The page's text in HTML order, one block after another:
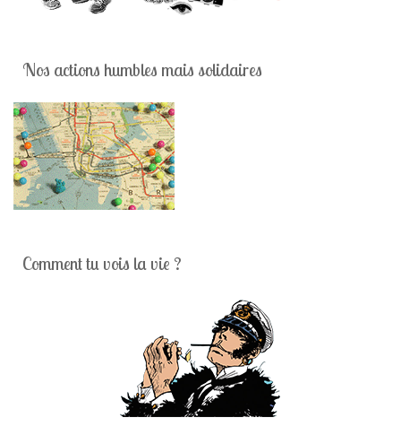
Nos actions humbles mais solidaires
Comment tu vois la vie ?